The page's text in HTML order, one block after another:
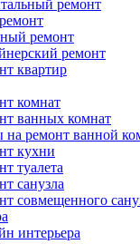
ремонт
ремонт
ремонт
квартир
комнат
ванных комнат
ремонт ванной
кухни
туалета
санузла
совмещенного
интерьера